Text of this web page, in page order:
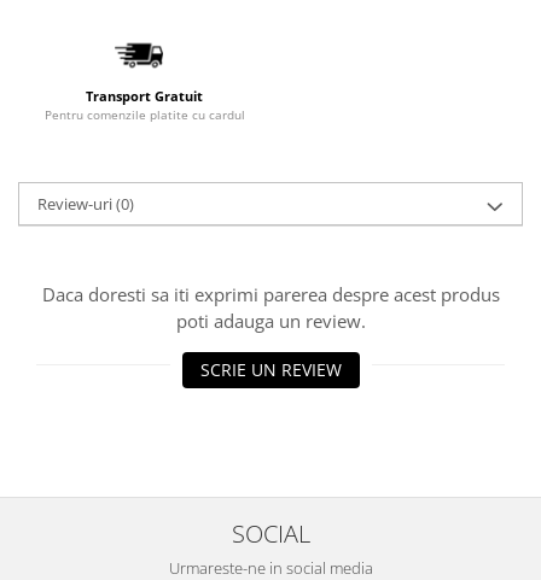
Transport Gratuit
Pentru comenzile platite cu cardul
Review-uri(0)
Daca doresti sa iti exprimi parerea despre acest produs
poti adauga un review.
SCRIE UN REVIEW
SOCIAL
Urmareste-ne in social media